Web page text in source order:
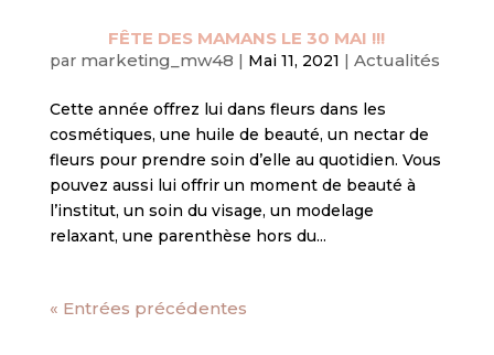
FÊTE DES MAMANS LE 30 MAI !!!
par marketing_mw48 | Mai 11, 2021 | Actualités
Cette année offrez lui dans fleurs dans les
cosmétiques, une huile de beauté, un nectar de
fleurs pour prendre soin d’elle au quotidien. Vous
pouvez aussi lui offrir un moment de beauté à
l’institut, un soin du visage, un modelage
relaxant, une parenthèse hors du...
« Entrées précédentes